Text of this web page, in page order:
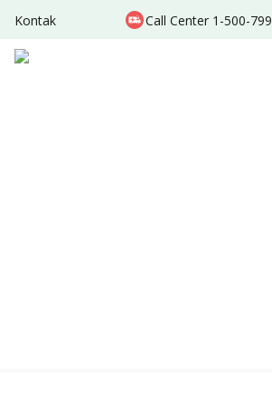
Kontak Call Center 1-500-799
Location & Schedule